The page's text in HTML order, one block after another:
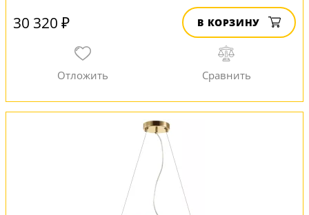
30 320 ₽ В КОРЗИНУ